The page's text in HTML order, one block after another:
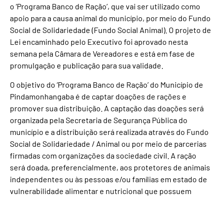
o ‘Programa Banco de Ração’, que vai ser utilizado como
apoio para a causa animal do município, por meio do Fundo
Social de Solidariedade (Fundo Social Animal). O projeto de
Lei encaminhado pelo Executivo foi aprovado nesta
semana pela Câmara de Vereadores e está em fase de
promulgação e publicação para sua validade.
O objetivo do ‘Programa Banco de Ração’ do Município de
Pindamonhangaba é de captar doações de rações e
promover sua distribuição. A captação das doações será
organizada pela Secretaria de Segurança Pública do
município e a distribuição será realizada através do Fundo
Social de Solidariedade / Animal ou por meio de parcerias
firmadas com organizações da sociedade civil. A ração
será doada, preferencialmente, aos protetores de animais
independentes ou às pessoas e/ou famílias em estado de
vulnerabilidade alimentar e nutricional que possuem